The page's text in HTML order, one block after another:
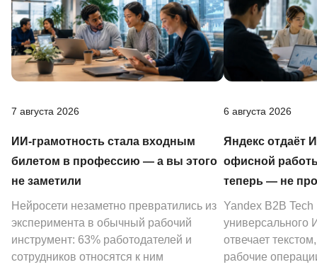
7 августа 2026
ИИ-грамотность стала входным
билетом в профессию — а вы этого
не заметили
Нейросети незаметно превратились из
эксперимента в обычный рабочий
инструмент: 63% работодателей и
сотрудников относятся к ним
6 августа 2026
Яндекс отдаёт
офисной
теперь — не
Yandex B2B Tech
универсального
отвечает
рабочие